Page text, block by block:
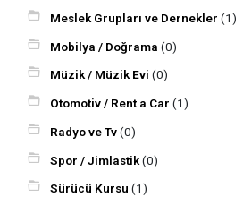
Meslek Grupları ve Dernekler(1)
Mobilya / Doğrama(0)
Müzik / Müzik Evi(0)
Otomotiv / Rent a Car(1)
Radyo ve Tv(0)
Spor / Jimlastik(0)
Sürücü Kursu(1)